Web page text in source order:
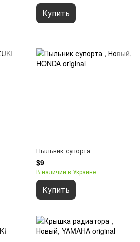
Купить
Пыльник супорта
$9
В наличии в Украине
Купить